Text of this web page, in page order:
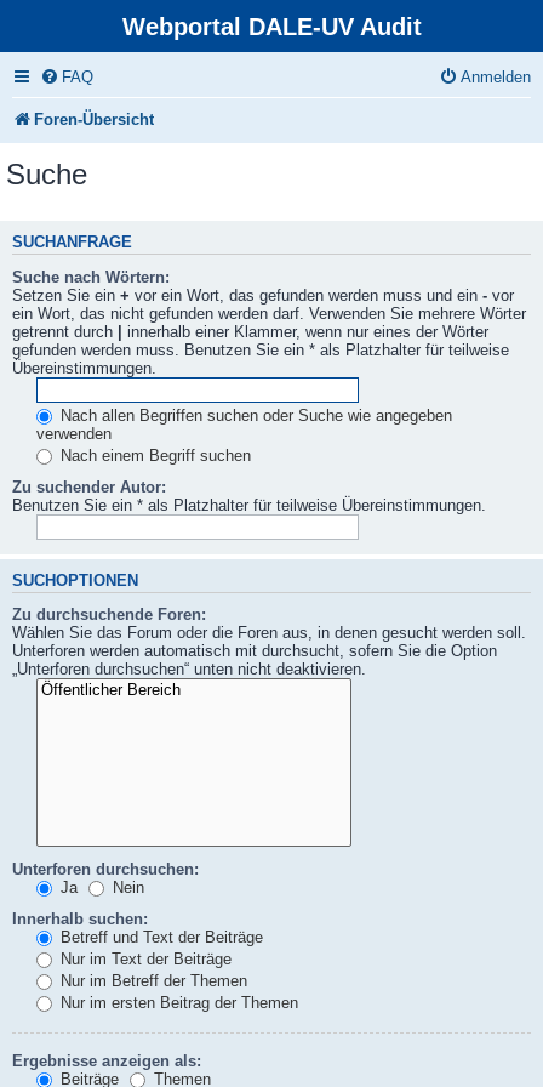
Webportal DALE-UV Audit
FAQ Anmelden
Foren-Übersicht
Suche
SUCHANFRAGE
Suche nach Wörtern:
Setzen Sie ein + vor ein Wort, das gefunden werden muss und ein - vor
ein Wort, das nicht gefunden werden darf. Verwenden Sie mehrere Wörter
getrennt durch | innerhalb einer Klammer, wenn nur eines der Wörter
gefunden werden muss. Benutzen Sie ein * als Platzhalter für teilweise
Übereinstimmungen.
Nach allen Begriffen suchen oder Suche wie angegeben
verwenden
Nach einem Begriff suchen
Zu suchender Autor:
Benutzen Sie ein * als Platzhalter für teilweise Übereinstimmungen.
SUCHOPTIONEN
Zu durchsuchende Foren:
Wählen Sie das Forum oder die Foren aus, in denen gesucht werden soll.
Unterforen werden automatisch mit durchsucht, sofern Sie die Option
„Unterforen durchsuchen“ unten nicht deaktivieren.
Unterforen durchsuchen:
Ja
Nein
Innerhalb suchen:
Betreff und Text der Beiträge
Nur im Text der Beiträge
Nur im Betreff der Themen
Nur im ersten Beitrag der Themen
Ergebnisse anzeigen als:
Beiträge
Themen